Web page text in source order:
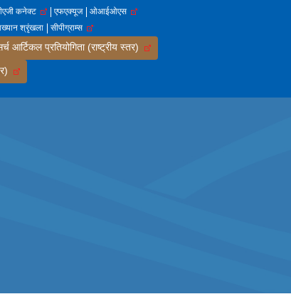
कनेक्ट एफएक्यूज ओआईओएस
श्रृंखला
सीपीग्राम्स
आर्टिकल प्रतियोगिता (राष्ट्रीय स्तर)